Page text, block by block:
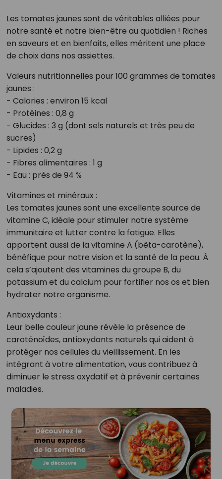
Les tomates jaunes sont de véritables alliées pour
notre santé et notre bien-être au quotidien ! Riches
en saveurs et en bienfaits, elles méritent une place
de choix dans nos assiettes.
Valeurs nutritionnelles pour 100 grammes de tomates
jaunes :
- Calories : environ 15 kcal
- Protéines : 0,8 g
- Glucides : 3 g (dont sels naturels et très peu de
sucres)
- Lipides : 0,2 g
- Fibres alimentaires : 1 g
- Eau : près de 94 %
Vitamines et minéraux :
Les tomates jaunes sont une excellente source de
vitamine C, idéale pour stimuler notre système
immunitaire et lutter contre la fatigue. Elles
apportent aussi de la vitamine A (bêta-carotène),
bénéfique pour notre vision et la santé de la peau. À
cela s’ajoutent des vitamines du groupe B, du
potassium et du calcium pour fortifier nos os et bien
hydrater notre organisme.
Antioxydants :
Leur belle couleur jaune révèle la présence de
caroténoïdes, antioxydants naturels qui aident à
protéger nos cellules du vieillissement. En les
intégrant à votre alimentation, vous contribuez à
diminuer le stress oxydatif et à prévenir certaines
maladies.